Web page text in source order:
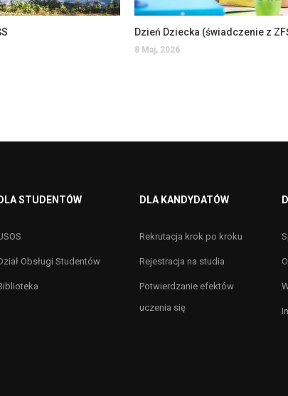
Dzień Dziecka (świadczenie z
8 Maj, 2026
DLA STUDENTÓW
Obsługi Studentów
DLA KANDYDATÓW
Rekrutacja krok po kroku
Rejestracja na studia
Potwierdzanie efektów
uczenia się